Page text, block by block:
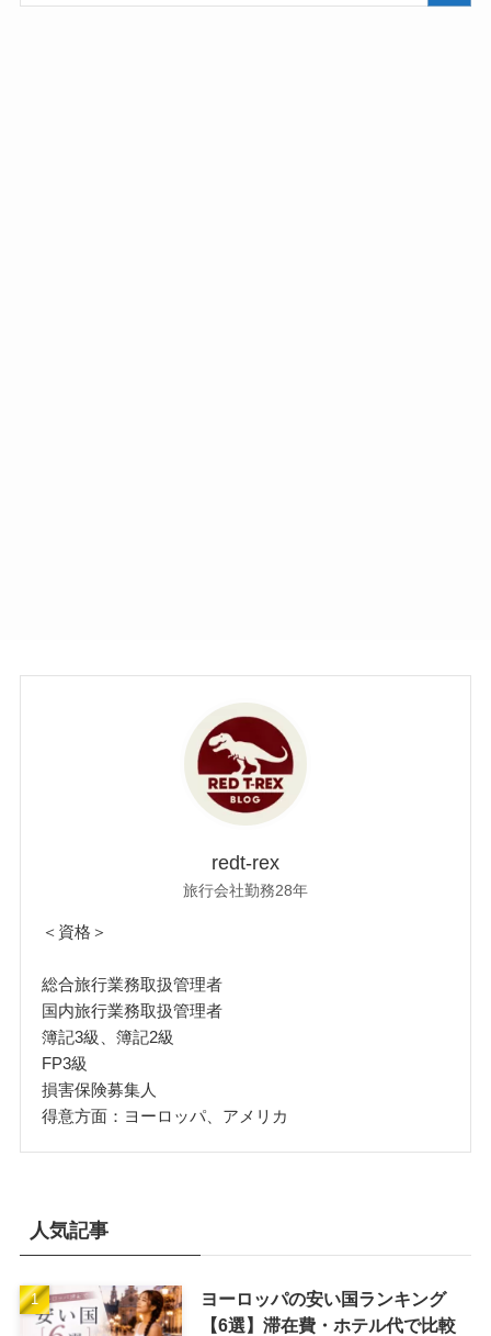
redt-rex
旅行会社勤務28年
＜資格＞
総合旅行業務取扱管理者
国内旅行業務取扱管理者
簿記3級、簿記2級
FP3級
損害保険募集人
得意方面：ヨーロッパ、アメリカ
人気記事
ヨーロッパの安い国ランキング
【6選】滞在費・ホテル代で比較